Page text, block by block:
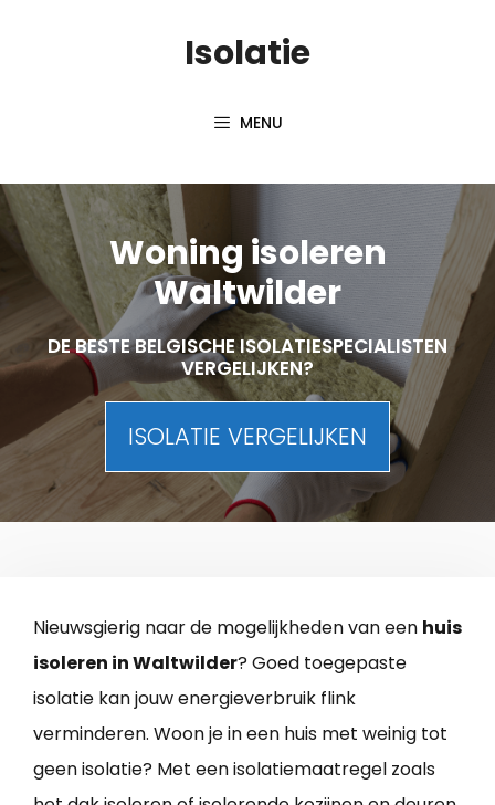
Isolatie
MENU
Woning isoleren
Waltwilder
DE BESTE BELGISCHE ISOLATIESPECIALISTEN
VERGELIJKEN?
ISOLATIE VERGELIJKEN
Nieuwsgierig naar de mogelijkheden van een huis
isoleren in Waltwilder? Goed toegepaste
isolatie kan jouw energieverbruik flink
verminderen. Woon je in een huis met weinig tot
geen isolatie? Met een isolatiemaatregel zoals